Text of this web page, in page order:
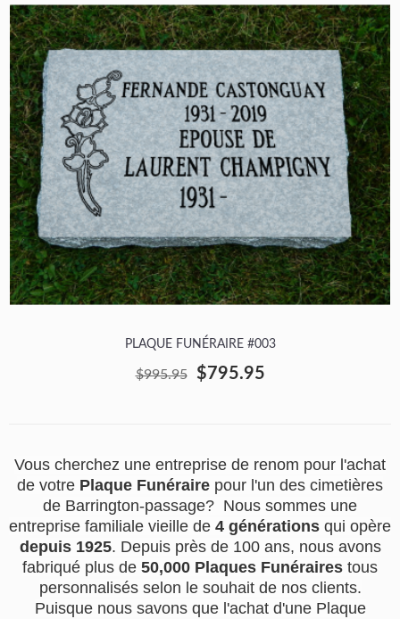
PLAQUE FUNÉRAIRE #003
$995.95 $795.95
Vous cherchez une entreprise de renom pour l'achat
de votre Plaque Funéraire pour l'un des cimetières
de Barrington-passage? Nous sommes une
entreprise familiale vieille de 4 générations qui opère
depuis 1925. Depuis près de 100 ans, nous avons
fabriqué plus de 50,000 Plaques Funéraires tous
personnalisés selon le souhait de nos clients.
Puisque nous savons que l'achat d'une Plaque